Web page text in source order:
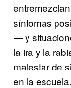
síntomas
— y
la ira y la
malestar de
en la